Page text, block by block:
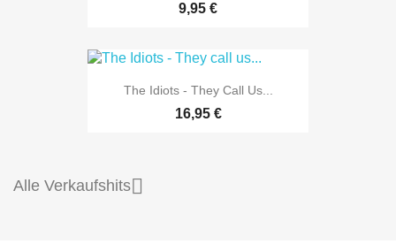
9,95 €
The Idiots - They Call Us...
16,95 €
Alle Verkaufshits